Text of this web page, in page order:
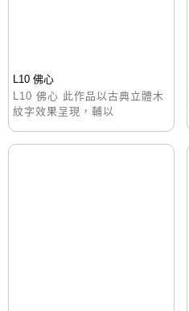
L10 佛心
L10 佛心 此作品以古典立體木
紋字效果呈現，輔以